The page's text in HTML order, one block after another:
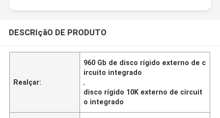
DESCRIçãO DE PRODUTO
Realçar:
960 Gb de disco rígido externo de c
ircuito integrado
,
disco rígido 10K externo de circuit
o integrado